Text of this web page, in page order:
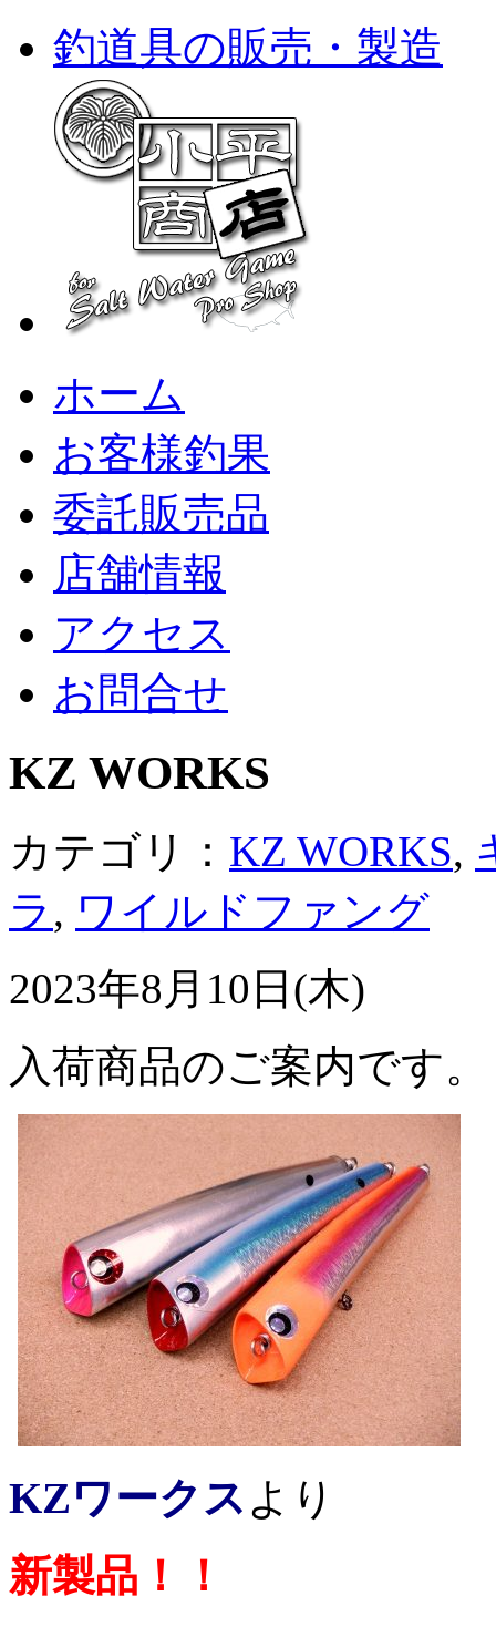
釣道具の販売・製造
ホーム
お客様釣果
委託販売品
店舗情報
アクセス
お問合せ
KZ WORKS
カテゴリ： KZ WORKS,
ラ , ワイルドファング
2023年8月10日(木)
入荷商品のご案内です。
KZワークス より
新製品！！